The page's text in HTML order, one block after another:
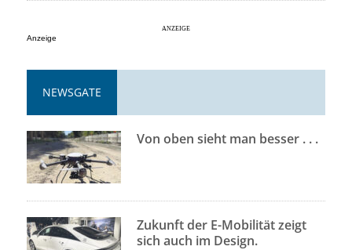
Anzeige
NEWSGATE
Von oben sieht man besser . . .
Zukunft der E-Mobilität zeigt
sich auch im Design.